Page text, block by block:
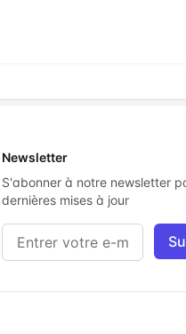
Newsletter
S'abonner à notre newsletter
dernières mises à jour
Adresse e-mail